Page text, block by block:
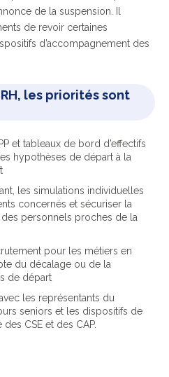
de la suspension. Il
de revoir certaines
d’accompagnement des
les priorités sont
et tableaux de bord d’effectifs
hypothèses de départ à la
les simulations individuelles
concernés et sécuriser la
personnels proches de la
pour les métiers en
du décalage ou de la
de départ
les représentants du
seniors et les dispositifs de
CSE et des CAP.